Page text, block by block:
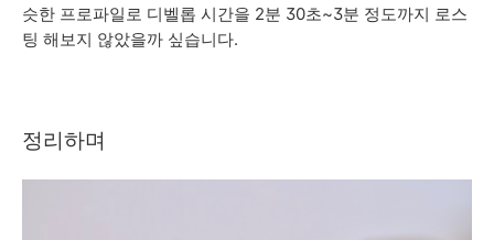
슷한 프로파일로 디벨롭 시간을 2분 30초~3분 정도까지 로스
팅 해보지 않았을까 싶습니다.
정리하며